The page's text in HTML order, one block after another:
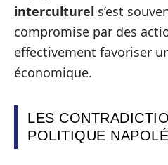
interculturel s’est
compromise par des
effectivement favoriser
économique.
LES
POLITIQUE